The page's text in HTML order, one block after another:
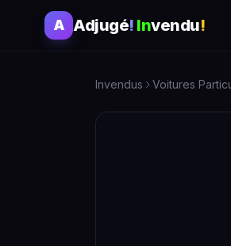
A Adjugé! Invendu!
Invendus Voitures